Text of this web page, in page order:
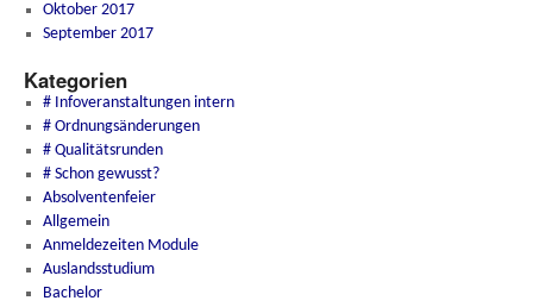
Oktober 2017
September 2017
Kategorien
# Infoveranstaltungen intern
# Ordnungsänderungen
# Qualitätsrunden
# Schon gewusst?
Absolventenfeier
Allgemein
Anmeldezeiten Module
Auslandsstudium
Bachelor